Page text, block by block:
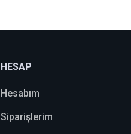
HESAP
Hesabım
Siparişlerim